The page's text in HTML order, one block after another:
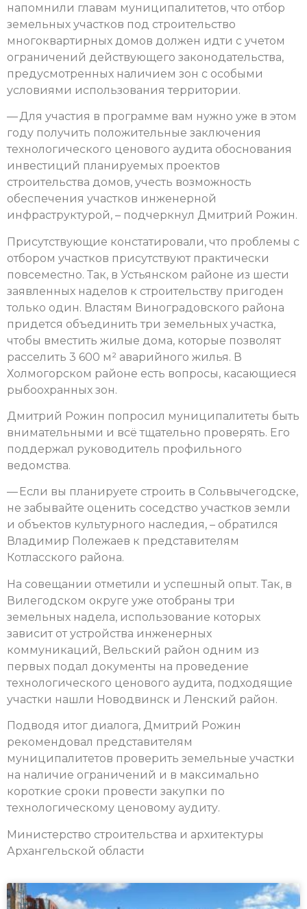
напомнили главам муниципалитетов, что отбор
земельных участков под строительство
многоквартирных домов должен идти с учетом
ограничений действующего законодательства,
предусмотренных наличием зон с особыми
условиями использования территории.
— Для участия в программе вам нужно уже в этом
году получить положительные заключения
технологического ценового аудита обоснования
инвестиций планируемых проектов
строительства домов, учесть возможность
обеспечения участков инженерной
инфраструктурой, – подчеркнул Дмитрий Рожин.
Присутствующие констатировали, что проблемы с
отбором участков присутствуют практически
повсеместно. Так, в Устьянском районе из шести
заявленных наделов к строительству пригоден
только один. Властям Виноградовского района
придется объединить три земельных участка,
чтобы вместить жилые дома, которые позволят
расселить 3 600 м² аварийного жилья. В
Холмогорском районе есть вопросы, касающиеся
рыбоохранных зон.
Дмитрий Рожин попросил муниципалитеты быть
внимательными и всё тщательно проверять. Его
поддержал руководитель профильного
ведомства.
— Если вы планируете строить в Сольвычегодске,
не забывайте оценить соседство участков земли
и объектов культурного наследия, – обратился
Владимир Полежаев к представителям
Котласского района.
На совещании отметили и успешный опыт. Так, в
Вилегодском округе уже отобраны три
земельных надела, использование которых
зависит от устройства инженерных
коммуникаций, Вельский район одним из
первых подал документы на проведение
технологического ценового аудита, подходящие
участки нашли Новодвинск и Ленский район.
Подводя итог диалога, Дмитрий Рожин
рекомендовал представителям
муниципалитетов проверить земельные участки
на наличие ограничений и в максимально
короткие сроки провести закупки по
технологическому ценовому аудиту.
Министерство строительства и архитектуры
Архангельской области